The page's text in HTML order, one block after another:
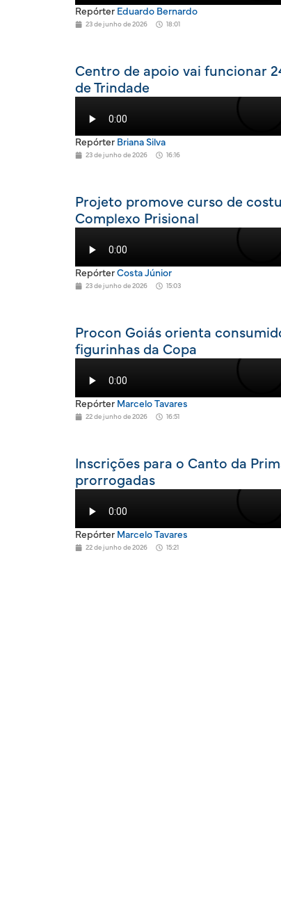
Repórter Eduardo Bernardo
23 de junho de 2026 18:01
Centro de apoio vai funcionar
de Trindade
Repórter Briana Silva
23 de junho de 2026 16:16
Projeto promove curso de
Complexo Prisional
Repórter Costa Júnior
23 de junho de 2026 15:03
Procon Goiás orienta
figurinhas da Copa
Repórter Marcelo Tavares
22 de junho de 2026 16:51
Inscrições para o Canto da
prorrogadas
Repórter Marcelo Tavares
22 de junho de 2026 15:21